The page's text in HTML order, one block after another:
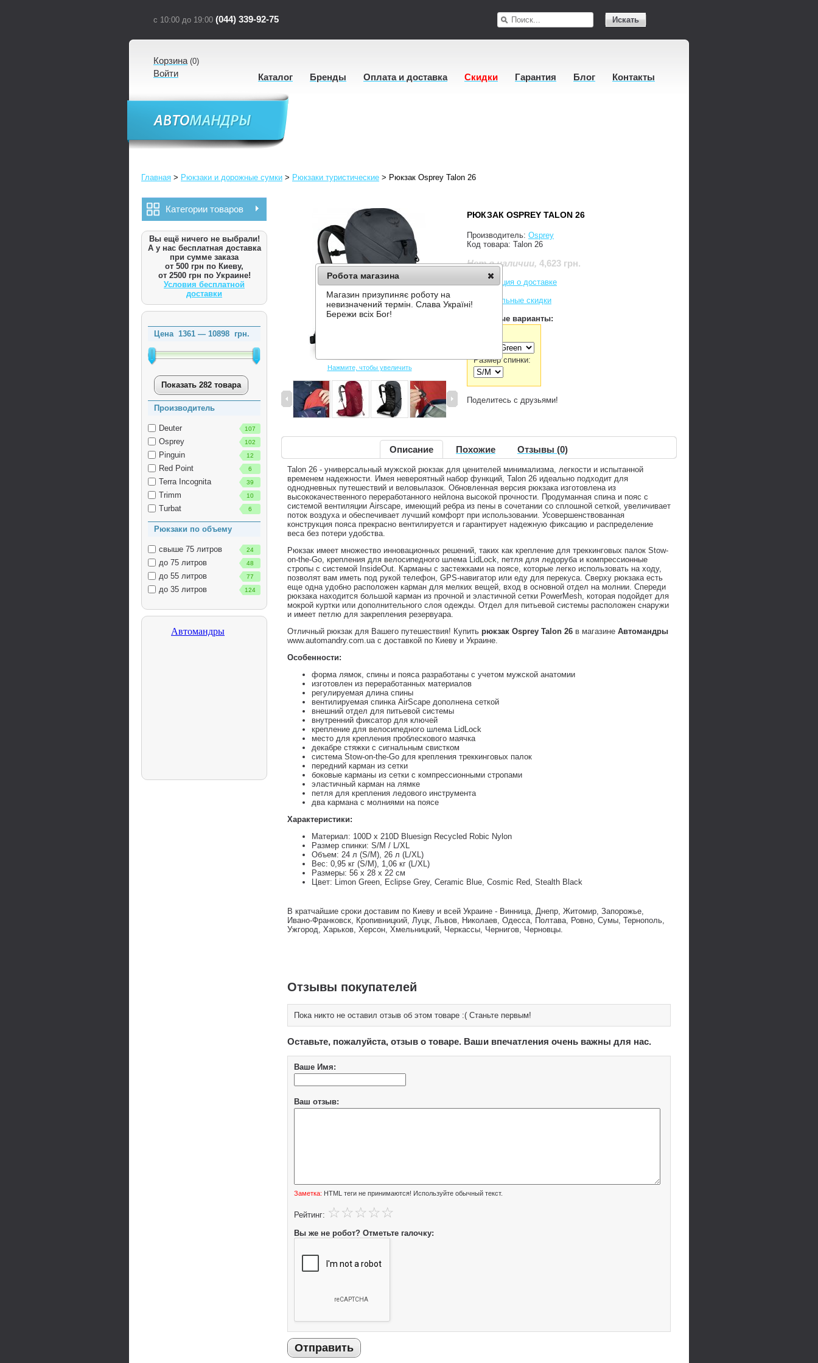
с 10:00 до 19:00 (044) 339-92-75 Искать
Корзина(0)
Войти Каталог Бренды Оплата и доставка Скидки Гарантия Блог Контакты
Главная > Рюкзаки и дорожные сумки > Рюкзаки туристические > Рюкзак Osprey Talon 26
Категории товаров
Вы ещё ничего не выбрали!
А у нас бесплатная доставка
при сумме заказа
от 500 грн по Киеву,
от 2500 грн по Украине!
Условия бесплатной
доставки
Цена 1361 — 10898 грн.
Показать 282 товара
Производитель
Deuter 107
Osprey 102
Pinguin 12
Red Point 6
Terra Incognita 39
Trimm 10
Turbat 6
Рюкзаки по объему
свыше 75 литров 24
до 75 литров 48
до 55 литров 77
до 35 литров 124
Нажмите, чтобы увеличить
РЮКЗАК OSPREY TALON 26
Производитель: Osprey
Код товара: Talon 26
Нет в наличии, 4,623 грн.
Информация о доставке
Накопительные скидки
Доступные варианты:
Размер спинки:
Поделитесь с друзьями!
Описание Похожие Отзывы (0)
Talon 26 - универсальный мужской рюкзак для ценителей минимализма, легкости и испытанной
временем надежности. Имея невероятный набор функций, Talon 26 идеально подходит для
однодневных путешествий и веловылазок. Обновленная версия рюкзака изготовлена ​​из
высококачественного переработанного нейлона высокой прочности. Продуманная спина и пояс с
системой вентиляции Airscape, имеющий ребра из пены в сочетании со сплошной сеткой, увеличивает
поток воздуха и обеспечивает лучший комфорт при использовании. Усовершенствованная
конструкция пояса прекрасно вентилируется и гарантирует надежную фиксацию и распределение
веса без потери удобства.
Рюкзак имеет множество инновационных решений, таких как крепление для треккинговых палок Stow-
on-the-Go, крепления для велосипедного шлема LidLock, петля для ледоруба и компрессионные
стропы с системой InsideOut. Карманы с застежками на поясе, которые легко использовать на ходу,
позволят вам иметь под рукой телефон, GPS-навигатор или еду для перекуса. Сверху рюкзака есть
еще одна удобно расположен карман для мелких вещей, вход в основной отдел на молнии. Спереди
рюкзака находится большой карман из прочной и эластичной сетки PowerMesh, которая подойдет для
мокрой куртки или дополнительного слоя одежды. Отдел для питьевой системы расположен снаружи
и имеет петлю для закрепления резервуара.
Отличный рюкзак для Вашего путешествия! Купить рюкзак Osprey Talon 26 в магазине Автомандры
www.automandry.com.ua с доставкой по Киеву и Украине.
Особенности:
форма лямок, спины и пояса разработаны с учетом мужской анатомии
изготовлен из переработанных материалов
регулируемая длина спины
вентилируемая спинка AirScape дополнена сеткой
внешний отдел для питьевой системы
внутренний фиксатор для ключей
крепление для велосипедного шлема LidLock
место для крепления проблескового маячка
декабре стяжки с сигнальным свистком
система Stow-on-the-Go для крепления треккинговых палок
передний карман из сетки
боковые карманы из сетки с компрессионными стропами
эластичный карман на лямке
петля для крепления ледового инструмента
два кармана с молниями на поясе
Характеристики:
Материал: 100D x 210D Bluesign Recycled Robic Nylon
Размер спинки: S/M / L/XL
Объем: 24 л (S/M), 26 л (L/XL)
Вес: 0,95 кг (S/M), 1,06 кг (L/XL)
Размеры: 56 х 28 х 22 см
Цвет: Limon Green, Eclipse Grey, Ceramic Blue, Cosmic Red, Stealth Black
В кратчайшие сроки доставим по Киеву и всей Украине - Винница, Днепр, Житомир, Запорожье,
Ивано-Франковск, Кропивницкий, Луцк, Львов, Николаев, Одесса, Полтава, Ровно, Сумы, Тернополь,
Ужгород, Харьков, Херсон, Хмельницкий, Черкассы, Чернигов, Черновцы.
Отзывы покупателей
Пока никто не оставил отзыв об этом товаре :( Станьте первым!
Оставьте, пожалуйста, отзыв о товаре. Ваши впечатления очень важны для нас.
Ваше Имя:
Ваш отзыв:
Заметка: HTML теги не принимаются! Используйте обычный текст.
Рейтинг:
Вы же не робот? Отметьте галочку:
Отправить
Робота магазина
Магазин призупиняє роботу на
невизначений термін. Слава Україні!
Бережи всіх Бог!